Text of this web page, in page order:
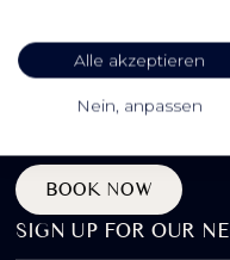
BOOK NOW
SIGN UP FOR OUR
Alle akzeptieren
Nein, anpassen